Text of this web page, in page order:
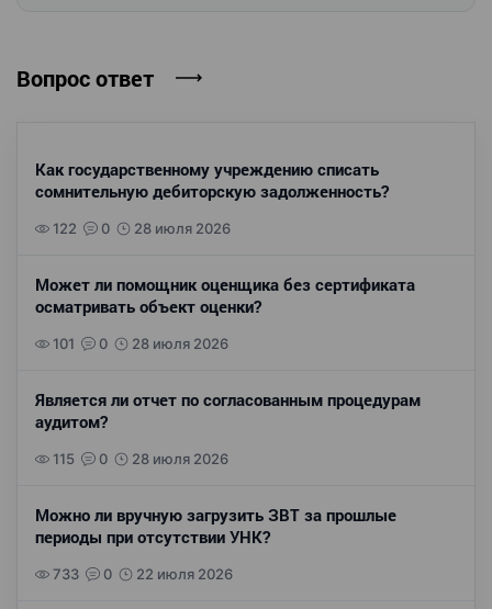
Вопрос ответ
Как государственному учреждению списать
сомнительную дебиторскую задолженность?
122 0 28 июля 2026
Может ли помощник оценщика без сертификата
осматривать объект оценки?
101 0 28 июля 2026
Является ли отчет по согласованным процедурам
аудитом?
115 0 28 июля 2026
Можно ли вручную загрузить ЗВТ за прошлые
периоды при отсутствии УНК?
733 0 22 июля 2026